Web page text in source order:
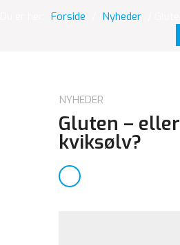
Forside Nyheder
NYHEDER
Gluten – eller
kviksølv?